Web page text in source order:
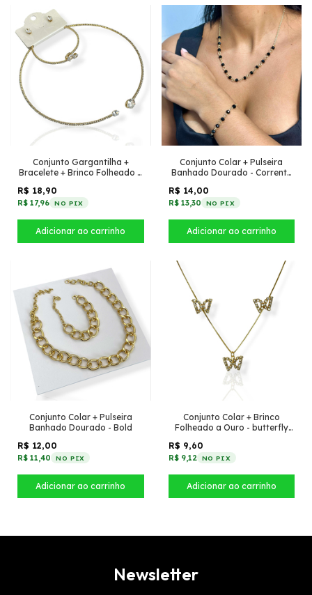
Conjunto Gargantilha +
Bracelete + Brinco Folheado a
R$ 18,90
R$ 17,96 NO PIX
Conjunto Colar + Pulseira
Banhado Dourado - Corrente
R$ 14,00
R$ 13,30 NO PIX
Conjunto Colar + Pulseira
Banhado Dourado - Bold
R$ 12,00
R$ 11,40 NO PIX
Conjunto Colar + Brinco
Folheado a Ouro - butterfly
R$ 9,60
R$ 9,12 NO PIX
Newsletter